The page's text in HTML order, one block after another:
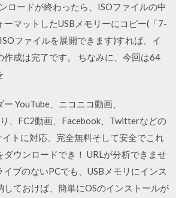
ロードが終わったら、ISOファイルの中
マットしたUSBメモリーにコピー(「7-
ファイルを展開できます)すれば、イ
作成は完了です。 ちなみに、今回は64
YouTube、ニコニコ動画、
、FC2動画、Facebook、Twitterなどの
トに対応、完全無料そして安全でこれ
ダウンロードでき！ URLが分析できませ
ブのないPCでも、USBメモリにインス
しておけば、簡単にOSのインストールが